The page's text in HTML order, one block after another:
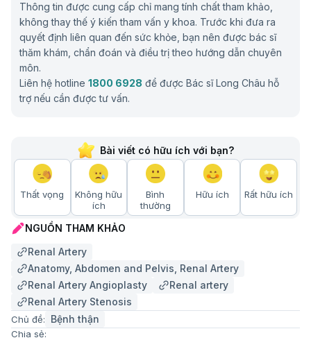
Thông tin được cung cấp chỉ mang tính chất tham khảo,
không thay thế ý kiến tham vấn y khoa. Trước khi đưa ra
quyết định liên quan đến sức khỏe, bạn nên được bác sĩ
thăm khám, chẩn đoán và điều trị theo hướng dẫn chuyên
môn.
Liên hệ hotline 1800 6928 để được Bác sĩ Long Châu hỗ
trợ nếu cần được tư vấn.
Bài viết có hữu ích với bạn?
Thất vọng
Không hữu
ích
Bình
thường
Hữu ích Rất hữu ích
NGUỒN THAM KHẢO
Renal Artery
Anatomy, Abdomen and Pelvis, Renal Artery
Renal Artery Angioplasty
Renal artery
Renal Artery Stenosis
Chủ đề: Bệnh thận
Chia sẻ: